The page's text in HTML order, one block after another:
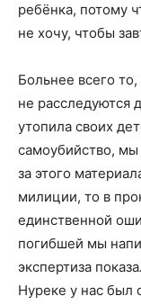
ребёнка, потому
не хочу, чтобы
Больнее всего
не расследуются
утопила своих
самоубийство, мы
за этого
милиции, то в
единственной
погибшей мы
экспертиза
Нуреке у нас был